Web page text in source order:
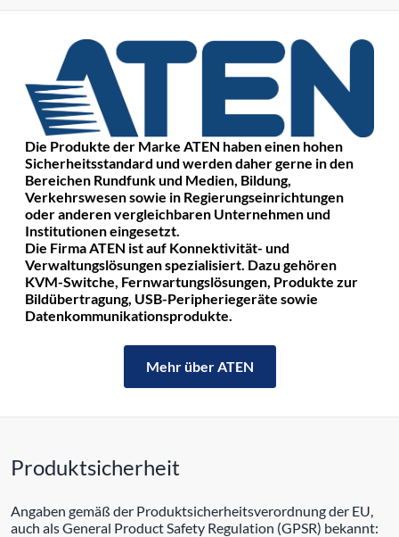
Die Produkte der Marke ATEN haben einen hohen
Sicherheitsstandard und werden daher gerne in den
Bereichen Rundfunk und Medien, Bildung,
Verkehrswesen sowie in Regierungseinrichtungen
oder anderen vergleichbaren Unternehmen und
Institutionen eingesetzt.
Die Firma ATEN ist auf Konnektivität- und
Verwaltungslösungen spezialisiert. Dazu gehören
KVM-Switche, Fernwartungslösungen, Produkte zur
Bildübertragung, USB-Peripheriegeräte sowie
Datenkommunikationsprodukte.
Mehr über ATEN
Produktsicherheit
Angaben gemäß der Produktsicherheitsverordnung der EU,
auch als General Product Safety Regulation (GPSR) bekannt: